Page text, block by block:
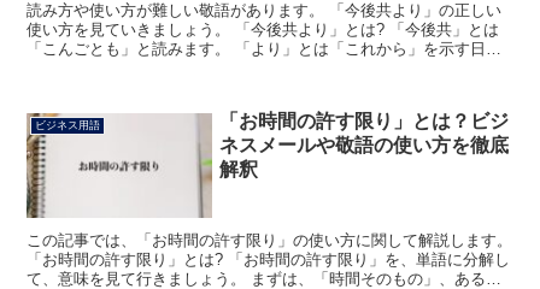
読み方や使い方が難しい敬語があります。 「今後共より」の正しい
使い方を見ていきましょう。 「今後共より」とは? 「今後共」とは
「こんごとも」と読みます。 「より」とは「これから」を示す日本
ビジネス用語
「お時間の許す限り」とは？ビジ
ネスメールや敬語の使い方を徹底
解釈
この記事では、「お時間の許す限り」の使い方に関して解説します。
「お時間の許す限り」とは? 「お時間の許す限り」を、単語に分解し
て、意味を見て行きましょう。 まずは、「時間そのもの」、あるい